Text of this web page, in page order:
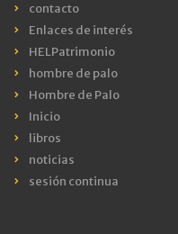
contacto
Enlaces de interés
HELPatrimonio
hombre de palo
Hombre de Palo
Inicio
libros
noticias
sesión continua